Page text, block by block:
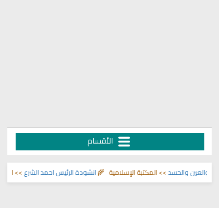
الأقسام
انشودة الرئيس احمد الشرع>> اناشيد ابراهيم >> المكتبة الإسلامية 🌾